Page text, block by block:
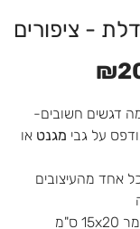
- ציפורים
דגשים חשובים-
על גבי מגנט או
אחד מהעיצובים